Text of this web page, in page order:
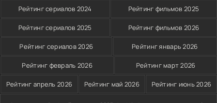
Рейтинг сериалов 2024 Рейтинг фильмов 2025
Рейтинг сериалов 2025 Рейтинг фильмов 2026
Рейтинг сериалов 2026 Рейтинг январь 2026
Рейтинг февраль 2026 Рейтинг март 2026
Рейтинг апрель 2026 Рейтинг май 2026 Рейтинг июнь 2026